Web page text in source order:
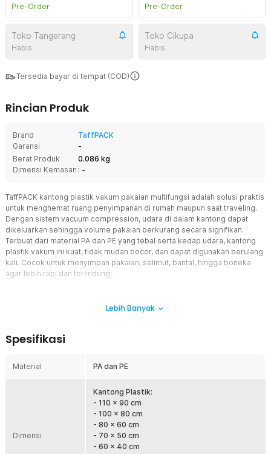
Pre-Order Pre-Order
Toko Tangerang
Habis
Toko Cikupa
Habis
Tersedia bayar di tempat (COD)
Rincian Produk
Brand
TaffPACK
Garansi
-
Berat Produk
0.086 kg
Dimensi Kemasan : -
TaffPACK kantong plastik vakum pakaian multifungsi adalah solusi praktis
untuk menghemat ruang penyimpanan di rumah maupun saat traveling.
Dengan sistem vacuum compression, udara di dalam kantong dapat
dikeluarkan sehingga volume pakaian berkurang secara signifikan.
Terbuat dari material PA dan PE yang tebal serta kedap udara, kantong
plastik vakum ini kuat, tidak mudah bocor, dan dapat digunakan berulang
kali. Cocok untuk menyimpan pakaian, selimut, bantal, hingga boneka
agar lebih rapi dan terlindungi.
sekitar 80% dengan mengeluarkan udara dari dalam kantong.
pakaian tanpa perlu tambahan tas.
Dilengkapi katup vakum berdiameter 25 mm yang kompatibel
dengan pompa vakum manual maupun elektrik. Proses
pengempisan udara menjadi lebih cepat, efisien, dan tidak
memerlukan tenaga besar saat packing.
Plastik Tebal Anti Bocor
Lebih Banyak
Spesifikasi
Material PA dan PE
Dimensi
Kantong Plastik:
- 110 x 90 cm
- 100 x 80 cm
- 80 x 60 cm
- 70 x 50 cm
- 60 x 40 cm